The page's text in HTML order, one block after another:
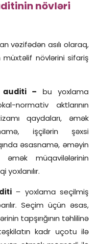
növləri
vəzifədən asılı olaraq,
müxtəlif növlərini sifariş
auditi – bu yoxlama
normativ aktlarının
qaydaları, əmək
işçilərin şəxsi
əsasnamə, əməyin
müqavilələrinin
– yoxlama seçilmiş
Seçim üçün əsas,
tapşırığının təhlilinə
kadr uçotu ilə